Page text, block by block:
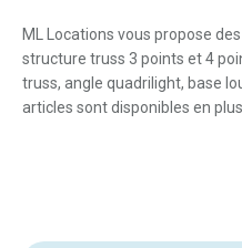
ML Locations vous propose
structure truss 3 points et 4
truss, angle quadrilight, base
articles sont disponibles en